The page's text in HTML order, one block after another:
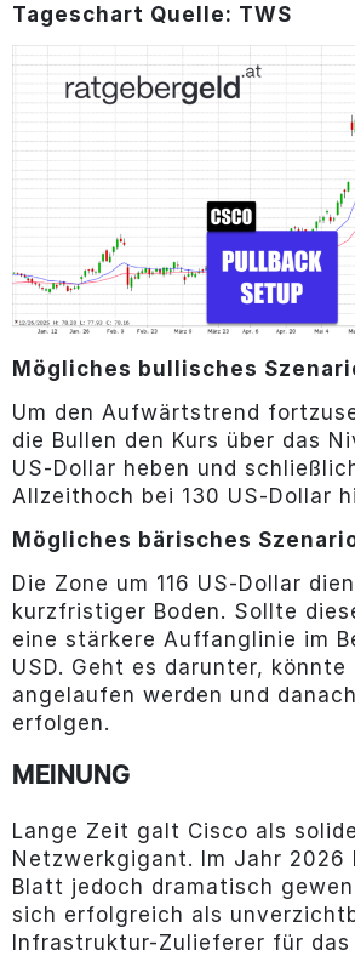
Tageschart Quelle: TWS
Mögliches bullisches
Um den Aufwärtstrend
die Bullen den Kurs über das
US-Dollar heben und
Allzeithoch bei 130 US-Dollar
Mögliches bärisches
Die Zone um 116 US-Dollar
kurzfristiger Boden. Sollte
eine stärkere Auffanglinie im
USD. Geht es darunter,
angelaufen werden und
erfolgen.
MEINUNG
Lange Zeit galt Cisco als
Netzwerkgigant. Im Jahr 2026
Blatt jedoch dramatisch
sich erfolgreich als
Infrastruktur-Zulieferer für